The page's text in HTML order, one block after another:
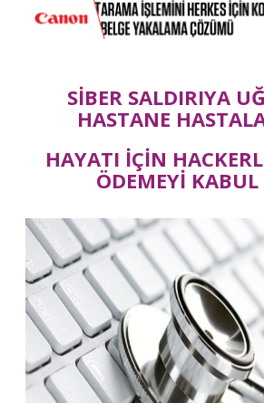
SİBER SALDIRIYA
HASTANE
HAYATI İÇİN
ÖDEMEYİ KABUL